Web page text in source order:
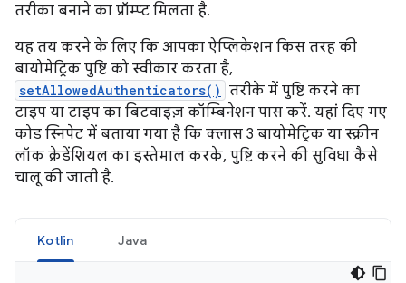
तरीका बनाने का प्रॉम्प्ट मिलता है.
यह तय करने के लिए कि आपका ऐप्लिकेशन किस तरह की
बायोमेट्रिक पुष्टि को स्वीकार करता है,
setAllowedAuthenticators() तरीके में पुष्टि करने का
टाइप या टाइप का बिटवाइज़ कॉम्बिनेशन पास करें. यहां दिए गए
कोड स्निपेट में बताया गया है कि क्लास 3 बायोमेट्रिक या स्क्रीन
लॉक क्रेडेंशियल का इस्तेमाल करके, पुष्टि करने की सुविधा कैसे
चालू की जाती है.
Kotlin Java